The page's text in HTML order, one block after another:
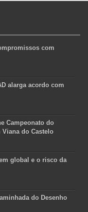
com
alarga acordo com
Campeonato do
Viana do Castelo
global e o risco da
do Desenho